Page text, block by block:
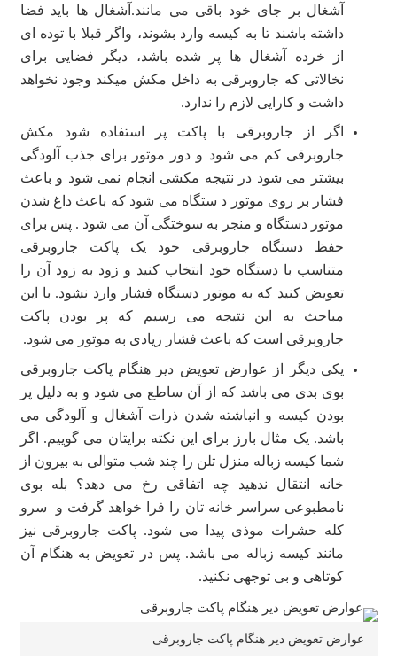
آشغال بر جای خود باقی می مانند.آشغال ها باید فضا
داشته باشند تا به کیسه وارد بشوند، واگر قبلا با توده ای
از خرده آشغال ها پر شده باشد، دیگر فضایی برای
نخالاتی که جاروبرقی به داخل مکش میکند وجود نخواهد
داشت و کارایی لازم را ندارد.
اگر از جاروبرقی با پاکت پر استفاده شود مکش
جاروبرقی کم می شود و دور موتور برای جذب آلودگی
بیشتر می شود در نتیجه مکشی انجام نمی شود و باعث
فشار بر روی موتور د ستگاه می شود که باعث داغ شدن
موتور دستگاه و منجر به سوختگی آن می شود . پس برای
حفظ دستگاه جاروبرقی خود یک پاکت جاروبرقی
متناسب با دستگاه خود انتخاب کنید و زود به زود آن را
تعویض کنید که به موتور دستگاه فشار وارد نشود. با این
مباحث به این نتیجه می رسیم که پر بودن پاکت
جاروبرقی است که باعث فشار زیادی به موتور می شود.
یکی دیگر از عوارض تعویض دیر هنگام پاکت جاروبرقی
بوی بدی می باشد که از آن ساطع می شود و به دلیل پر
بودن کیسه و انباشته شدن ذرات آشغال و آلودگی می
باشد. یک مثال بارز برای این نکته برایتان می گوییم. اگر
شما کیسه زباله منزل تلن را چند شب متوالی به بیرون از
خانه انتقال ندهید چه اتفاقی رخ می دهد؟ بله بوی
نامطبوعی سراسر خانه تان را فرا خواهد گرفت و سرو
کله حشرات موذی پیدا می شود. پاکت جاروبرقی نیز
مانند کیسه زباله می باشد. پس در تعویض به هنگام آن
کوتاهی و بی توجهی نکنید.
عوارض تعویض دیر هنگام پاکت جاروبرقی